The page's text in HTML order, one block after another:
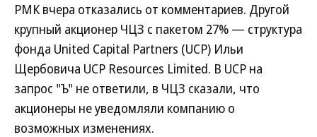
РМК вчера отказались от комментариев. Другой
крупный акционер ЧЦЗ с пакетом 27% — структура
фонда United Capital Partners (UCP) Ильи
Щербовича UCP Resources Limited. В UCP на
запрос "Ъ" не ответили, в ЧЦЗ сказали, что
акционеры не уведомляли компанию о
возможных изменениях.